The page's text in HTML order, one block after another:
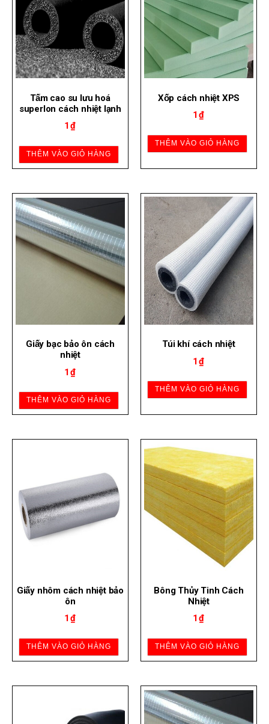
Tấm cao su lưu hoá
superlon cách nhiệt lạnh
1₫
THÊM VÀO GIỎ HÀNG
Xốp cách nhiệt XPS
1₫
THÊM VÀO GIỎ HÀNG
Giấy bạc bảo ôn cách
nhiệt
1₫
THÊM VÀO GIỎ HÀNG
Túi khí cách nhiệt
1₫
THÊM VÀO GIỎ HÀNG
Giấy nhôm cách nhiệt bảo
ôn
1₫
THÊM VÀO GIỎ HÀNG
Bông Thủy Tinh Cách
Nhiệt
1₫
THÊM VÀO GIỎ HÀNG